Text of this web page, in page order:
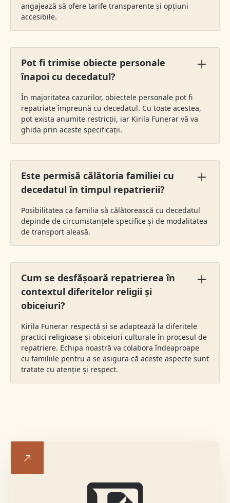
angajează să ofere tarife transparente și opțiuni
accesibile.
Pot fi trimise obiecte personale
înapoi cu decedatul?
În majoritatea cazurilor, obiectele personale pot fi
repatriate împreună cu decedatul. Cu toate acestea,
pot exista anumite restricții, iar Kirila Funerar vă va
ghida prin aceste specificații.
Este permisă călătoria familiei cu
decedatul în timpul repatrierii?
Posibilitatea ca familia să călătorească cu decedatul
depinde de circumstanțele specifice și de modalitatea
de transport aleasă.
Cum se desfășoară repatrierea în
contextul diferitelor religii și
obiceiuri?
Kirila Funerar respectă și se adaptează la diferitele
practici religioase și obiceiuri culturale în procesul de
repatriere. Echipa noastră va colabora îndeaproape
cu familiile pentru a se asigura că aceste aspecte sunt
tratate cu atenție și respect.